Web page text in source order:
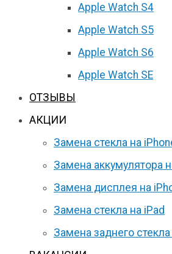
Apple Watch S4
Apple Watch S5
Apple Watch S6
Apple Watch SE
ОТЗЫВЫ
АКЦИИ
Замена стекла на
Замена аккумулятора
Замена дисплея на
Замена стекла на iPad
Замена заднего